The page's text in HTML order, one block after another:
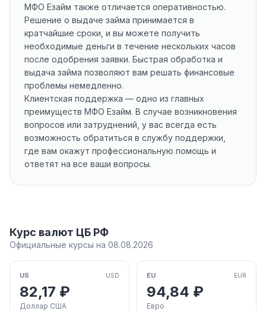
МФО Езайм также отличается оперативностью.
Решение о выдаче займа принимается в
кратчайшие сроки, и вы можете получить
необходимые деньги в течение нескольких часов
после одобрения заявки. Быстрая обработка и
выдача займа позволяют вам решать финансовые
проблемы немедленно.
Клиентская поддержка — одно из главных
преимуществ МФО Езайм. В случае возникновения
вопросов или затруднений, у вас всегда есть
возможность обратиться в службу поддержки,
где вам окажут профессиональную помощь и
ответят на все ваши вопросы.
Курс валют ЦБ РФ
Официальные курсы на 08.08.2026
US USD
82,17 ₽
Доллар США
EU EUR
94,84 ₽
Евро